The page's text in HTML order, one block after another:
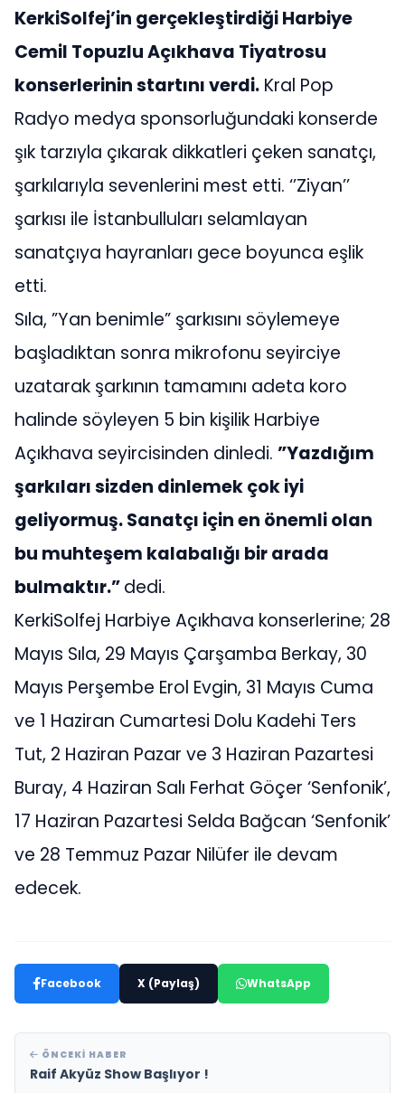
KerkiSolfej’in gerçekleştirdiği Harbiye
Cemil Topuzlu Açıkhava Tiyatrosu
konserlerinin startını verdi. Kral Pop
Radyo medya sponsorluğundaki konserde
şık tarzıyla çıkarak dikkatleri çeken sanatçı,
şarkılarıyla sevenlerini mest etti. ‘’Ziyan’’
şarkısı ile İstanbulluları selamlayan
sanatçıya hayranları gece boyunca eşlik
etti.
Sıla, ”Yan benimle” şarkısını söylemeye
başladıktan sonra mikrofonu seyirciye
uzatarak şarkının tamamını adeta koro
halinde söyleyen 5 bin kişilik Harbiye
Açıkhava seyircisinden dinledi. ”Yazdığım
şarkıları sizden dinlemek çok iyi
geliyormuş. Sanatçı için en önemli olan
bu muhteşem kalabalığı bir arada
bulmaktır.”dedi.
KerkiSolfej Harbiye Açıkhava konserlerine; 28
Mayıs Sıla, 29 Mayıs Çarşamba Berkay, 30
Mayıs Perşembe Erol Evgin, 31 Mayıs Cuma
ve 1 Haziran Cumartesi Dolu Kadehi Ters
Tut, 2 Haziran Pazar ve 3 Haziran Pazartesi
Buray, 4 Haziran Salı Ferhat Göçer ‘Senfonik’,
17 Haziran Pazartesi Selda Bağcan ‘Senfonik’
ve 28 Temmuz Pazar Nilüfer ile devam
edecek.
Facebook X (Paylaş) WhatsApp
ÖNCEKI HABER
Raif Akyüz Show Başlıyor !